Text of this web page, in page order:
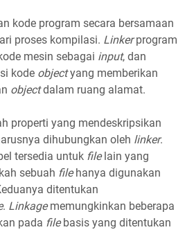
kode program secara bersamaan
proses kompilasi. Linkerprogram
mesin sebagai input, dan
kode objectyang memberikan
objectdalam ruang alamat.
properti yang mendeskripsikan
dihubungkan oleh linker.
tersedia untuk filelain yang
sebuah filehanya digunakan
ditentukan
. Linkagememungkinkan beberapa
pada filebasis yang ditentukan